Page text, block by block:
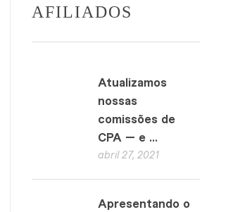
AFILIADOS
Atualizamos
nossas
comissões de
CPA — e ...
abril 27, 2021
Apresentando o